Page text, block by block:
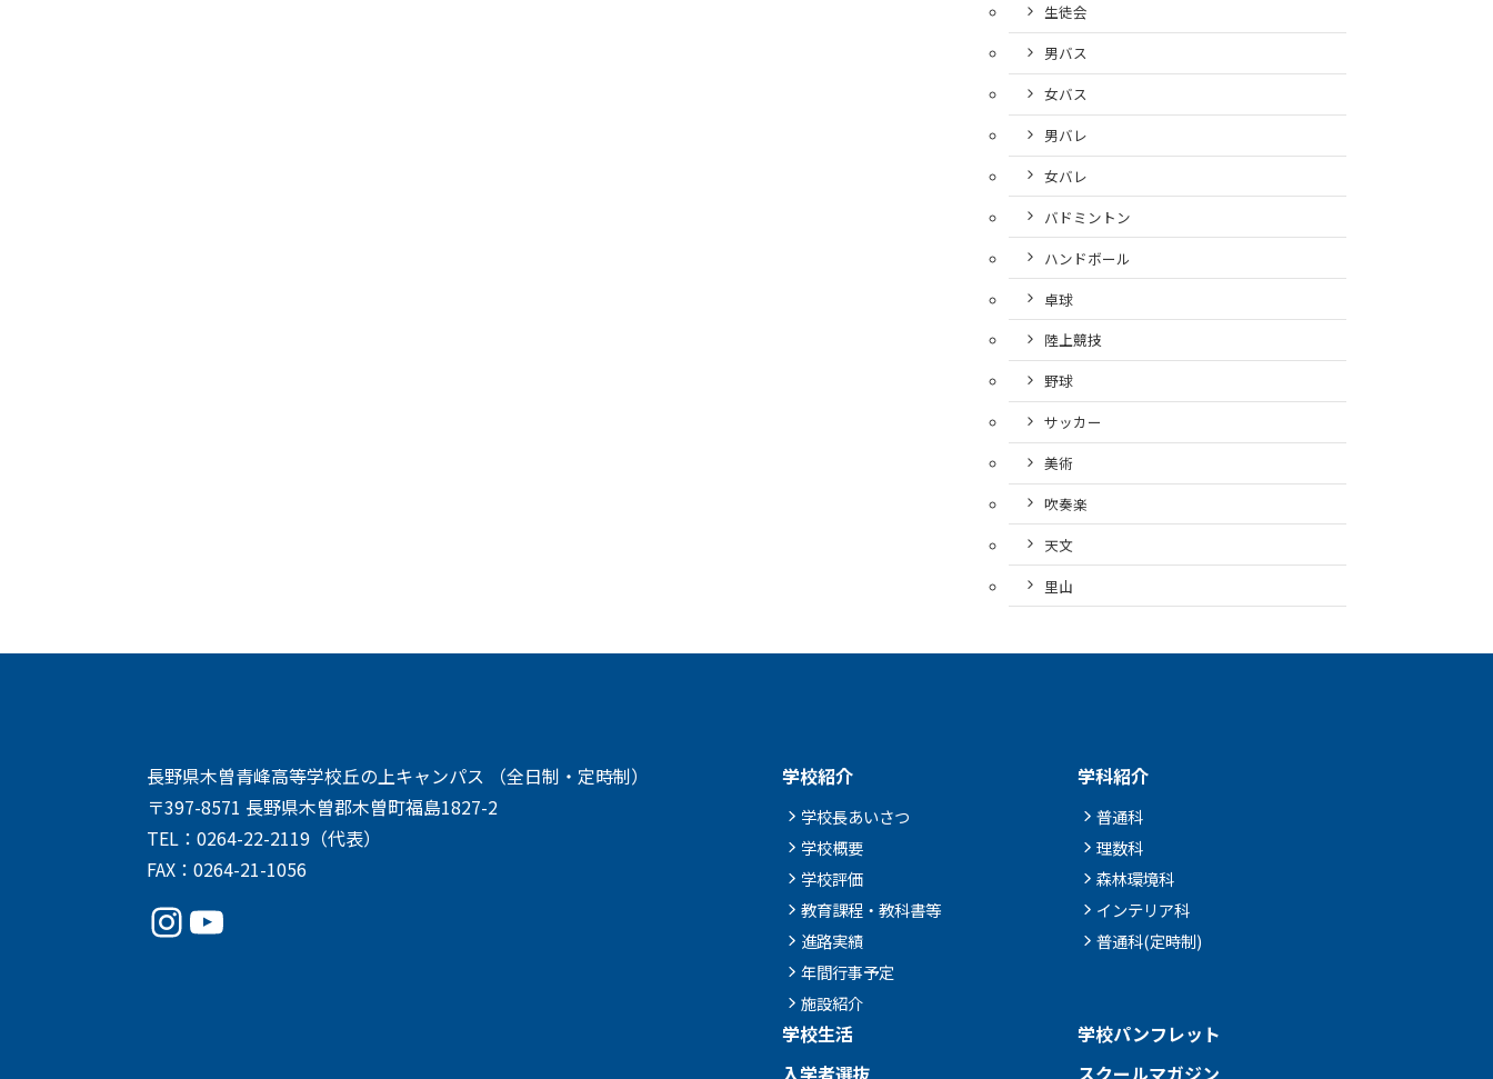
生徒会
男バス
女バス
男バレ
女バレ
バドミントン
ハンドボール
卓球
陸上競技
野球
サッカー
美術
吹奏楽
天文
里山
長野県木曽青峰高等学校丘の上キャンパス （全日制・定時制）
〒397-8571 長野県木曽郡木曽町福島1827-2
TEL：0264-22-2119（代表）
FAX：0264-21-1056
Instagram
YouTube
学校紹介
学校長あいさつ
学校概要
学校評価
教育課程・教科書等
進路実績
年間行事予定
施設紹介
学科紹介
普通科
理数科
森林環境科
インテリア科
普通科(定時制)
学校生活
入学者選抜
学校パンフレット
スクールマガジン